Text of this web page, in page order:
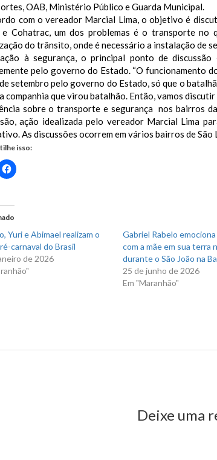
OAB, Ministério Público e Guarda Municipal.
com o vereador Marcial Lima, o objetivo é
e Cohatrac, um dos problemas é o transporte
do trânsito, onde é necessário a instalação de
à segurança, o principal ponto de
pelo governo do Estado. “O funcionamento
setembro pelo governo do Estado, só que o
companhia que virou batalhão. Então, vamos
sobre o transporte e segurança nos bairros
ação idealizada pelo vereador Marcial Lima
As discussões ocorrem em vários bairros de São
isso:
Clique
para
em
nova
janela)
Yuri e Abimael realizam o
carnaval do Brasil
de 2026
Gabriel Rabelo
com a mãe em sua terra
durante o São João na
25 de junho de 2026
Em "Maranhão"
Deixe uma